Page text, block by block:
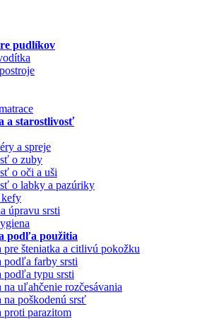
pudlíkov
a starostlivosť
a spreje
o zuby
o oči a uši
o labky a pazúriky
kefy
úpravu srsti
podľa použitia
pre šteniatka a citlivú pokožku
podľa farby srsti
podľa typu srsti
uľahčenie rozčesávania
na poškodenú srsť
proti parazitom